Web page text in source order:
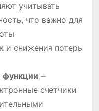
учитывать
что важно для
и снижения потерь
функции ⏤
счетчики